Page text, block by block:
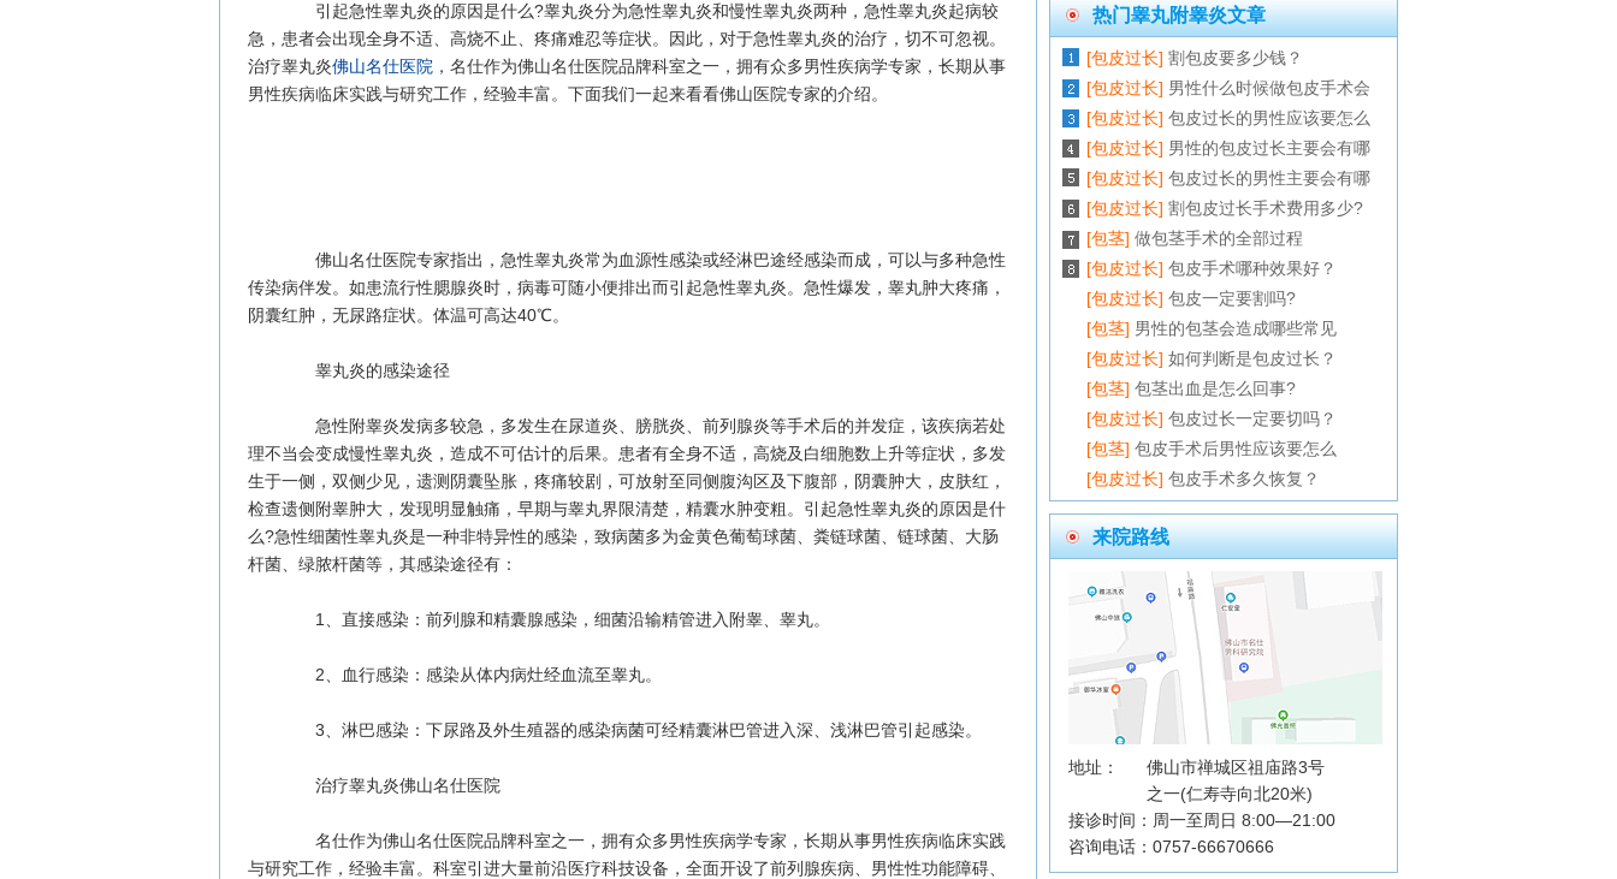
引起急性睾丸炎的原因是什么?睾丸炎分为急性睾丸炎和慢性睾丸炎两种，急性睾丸炎起病较
急，患者会出现全身不适、高烧不止、疼痛难忍等症状。因此，对于急性睾丸炎的治疗，切不可忽视。
治疗睾丸炎佛山名仕医院 ，名仕作为佛山名仕医院品牌科室之一，拥有众多男性疾病学专家，长期从事
男性疾病临床实践与研究工作，经验丰富。下面我们一起来看看佛山医院专家的介绍。
佛山名仕医院专家指出，急性睾丸炎常为血源性感染或经淋巴途经感染而成，可以与多种急性
传染病伴发。如患流行性腮腺炎时，病毒可随小便排出而引起急性睾丸炎。急性爆发，睾丸肿大疼痛，
阴囊红肿，无尿路症状。体温可高达40℃。
睾丸炎的感染途径
急性附睾炎发病多较急，多发生在尿道炎、膀胱炎、前列腺炎等手术后的并发症，该疾病若处
理不当会变成慢性睾丸炎，造成不可估计的后果。患者有全身不适，高烧及白细胞数上升等症状，多发
生于一侧，双侧少见，遗测阴囊坠胀，疼痛较剧，可放射至同侧腹沟区及下腹部，阴囊肿大，皮肤红，
检查遗侧附睾肿大，发现明显触痛，早期与睾丸界限清楚，精囊水肿变粗。引起急性睾丸炎的原因是什
么?急性细菌性睾丸炎是一种非特异性的感染，致病菌多为金黄色葡萄球菌、粪链球菌、链球菌、大肠
杆菌、绿脓杆菌等，其感染途径有：
1、直接感染：前列腺和精囊腺感染，细菌沿输精管进入附睾、睾丸。
2、血行感染：感染从体内病灶经血流至睾丸。
3、淋巴感染：下尿路及外生殖器的感染病菌可经精囊淋巴管进入深、浅淋巴管引起感染。
治疗睾丸炎佛山名仕医院
名仕作为佛山名仕医院品牌科室之一，拥有众多男性疾病学专家，长期从事男性疾病临床实践
与研究工作，经验丰富。科室引进大量前沿医疗科技设备，全面开设了前列腺疾病、男性性功能障碍、
热门睾丸附睾炎文章
[包皮过长] 割包皮要多少钱？
[包皮过长] 男性什么时候做包皮手术会
[包皮过长] 包皮过长的男性应该要怎么
[包皮过长] 男性的包皮过长主要会有哪
[包皮过长] 包皮过长的男性主要会有哪
[包皮过长] 割包皮过长手术费用多少?
[包茎] 做包茎手术的全部过程
[包皮过长] 包皮手术哪种效果好？
[包皮过长] 包皮一定要割吗?
[包茎] 男性的包茎会造成哪些常见
[包皮过长] 如何判断是包皮过长？
[包茎] 包茎出血是怎么回事?
[包皮过长] 包皮过长一定要切吗？
[包茎] 包皮手术后男性应该要怎么
[包皮过长] 包皮手术多久恢复？
来院路线
地址：
佛山市禅城区祖庙路3号
之一(仁寿寺向北20米)
接诊时间：周一至周日 8:00—21:00
咨询电话：0757-66670666